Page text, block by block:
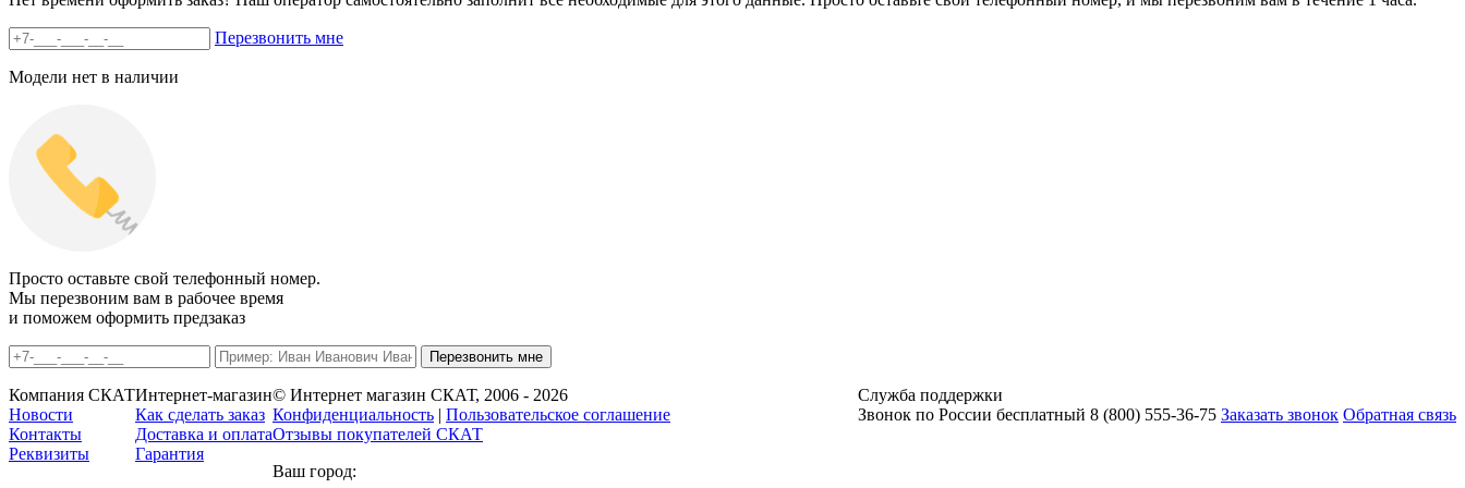
Перезвонить мне
Модели нет в наличии
Просто оставьте свой телефонный номер.
Мы перезвоним вам в рабочее время
и поможем оформить предзаказ
Служба поддержки
Звонок по России бесплатный 8 (800) 555-36-75 Заказать звонок Обратная связь
Компания СКАТ
Новости
Контакты
Реквизиты
Интернет-магазин
Как сделать заказ
Доставка и оплата
Гарантия
© Интернет магазин СКАТ, 2006 - 2026
Конфиденциальность | Пользовательское соглашение
Отзывы покупателей СКАТ
Ваш город: